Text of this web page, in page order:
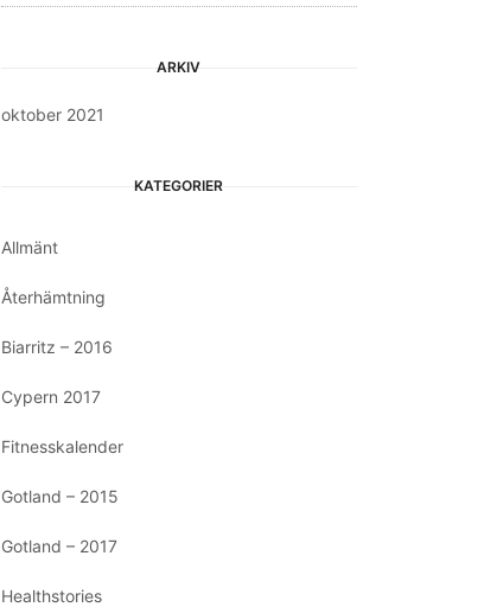
ARKIV
oktober 2021
KATEGORIER
Allmänt
Återhämtning
Biarritz – 2016
Cypern 2017
Fitnesskalender
Gotland – 2015
Gotland – 2017
Healthstories